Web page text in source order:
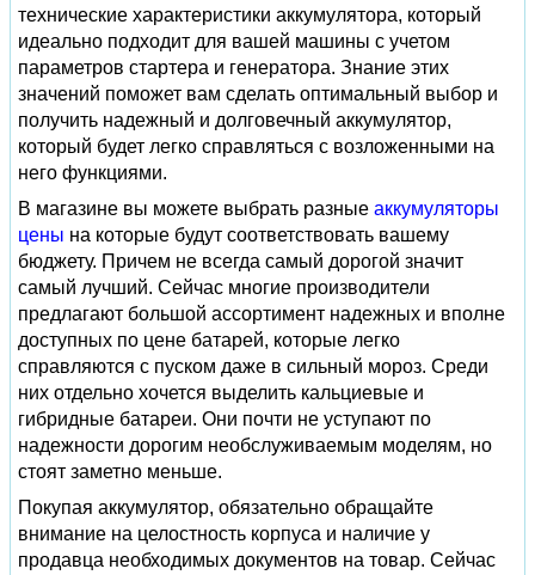
технические характеристики аккумулятора, который
идеально подходит для вашей машины с учетом
параметров стартера и генератора. Знание этих
значений поможет вам сделать оптимальный выбор и
получить надежный и долговечный аккумулятор,
который будет легко справляться с возложенными на
него функциями.
В магазине вы можете выбрать разные аккумуляторы
цены на которые будут соответствовать вашему
бюджету. Причем не всегда самый дорогой значит
самый лучший. Сейчас многие производители
предлагают большой ассортимент надежных и вполне
доступных по цене батарей, которые легко
справляются с пуском даже в сильный мороз. Среди
них отдельно хочется выделить кальциевые и
гибридные батареи. Они почти не уступают по
надежности дорогим необслуживаемым моделям, но
стоят заметно меньше.
Покупая аккумулятор, обязательно обращайте
внимание на целостность корпуса и наличие у
продавца необходимых документов на товар. Сейчас